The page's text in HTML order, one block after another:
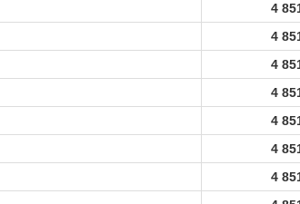
4
4
4
4
4
4
4